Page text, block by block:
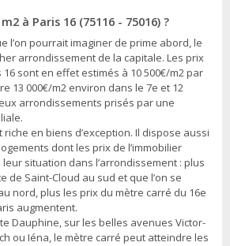
à Paris 16 (75116 - 75016) ?
l’on pourrait imaginer de prime abord, le
arrondissement de la capitale. Les prix
sont en effet estimés à 10 500€/m2 par
13 000€/m2 environ dans le 7e et 12
arrondissements prisés par une
en biens d’exception. Il dispose aussi
dont les prix de l’immobilier
situation dans l’arrondissement : plus
de Saint-Cloud au sud et que l’on se
nord, plus les prix du mètre carré du 16e
augmentent.
Dauphine, sur les belles avenues Victor-
ou Iéna, le mètre carré peut atteindre les